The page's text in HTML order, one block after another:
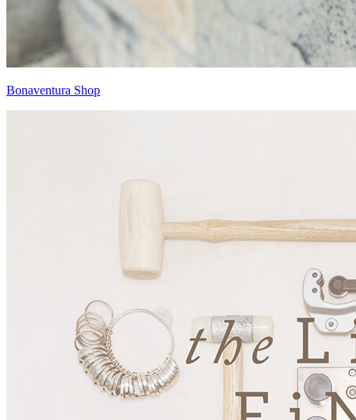
Bonaventura Shop